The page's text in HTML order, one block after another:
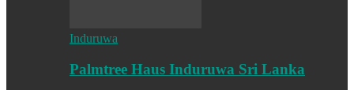
Induruwa
Palmtree Haus Induruwa Sri Lanka